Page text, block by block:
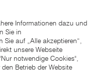
von uns in den letzten 30